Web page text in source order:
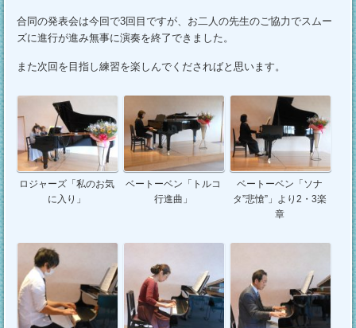
合同の発表会は今回で3回目ですが、お二人の先生のご協力でスムー
ズに進行が進み無事に演奏を終了できました。
また次回を目指し練習を楽しんでくださればと思います。
ロジャーズ「私のお気
に入り」
ベートーベン「トルコ
行進曲」
ベートーベン「ソナ
タ”悲愴”」より2・3楽
章